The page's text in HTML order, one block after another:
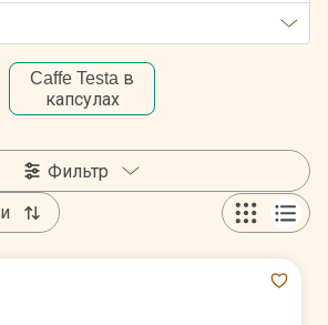
Caffe Testa в
капсулах
Фильтр